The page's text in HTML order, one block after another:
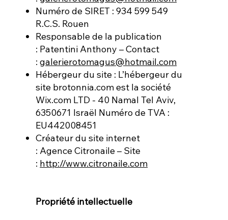
Numéro de SIRET : 934 599 549
R.C.S. Rouen
Responsable de la publication
: Patentini Anthony – Contact
:galerierotomagus@hotmail.com
Hébergeur du site : L’hébergeur du
site brotonnia.com est la société
Wix.com LTD - 40 Namal Tel Aviv,
6350671 Israël Numéro de TVA :
EU442008451
Créateur du site internet
: Agence Citronaile – Site
: http://www.citronaile.com
Propriété intellectuelle